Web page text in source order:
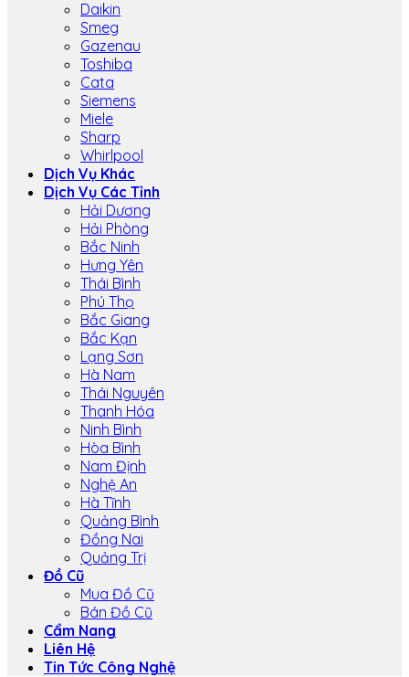
Daikin
Smeg
Gazenau
Toshiba
Cata
Siemens
Miele
Sharp
Whirlpool
Dịch Vụ Khác
Dịch Vụ Các Tỉnh
Hải Dương
Hải Phòng
Bắc Ninh
Hưng Yên
Thái Bình
Phú Thọ
Bắc Giang
Bắc Kạn
Lạng Sơn
Hà Nam
Thái Nguyên
Thanh Hóa
Ninh Bình
Hòa Bình
Nam Định
Nghệ An
Hà Tĩnh
Quảng Bình
Đồng Nai
Quảng Trị
Đồ Cũ
Mua Đồ Cũ
Bán Đồ Cũ
Cẩm Nang
Liên Hệ
Tin Tức Công Nghệ